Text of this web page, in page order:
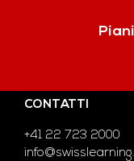
CONTATTI
+41 22 723 2000